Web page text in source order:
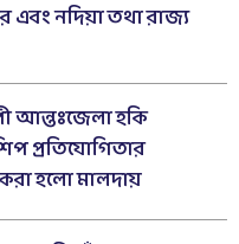
এবং নদিয়া তথা রাজ্য
আন্তঃজেলা হকি
প্রতিযোগিতার
হলো মালদায়